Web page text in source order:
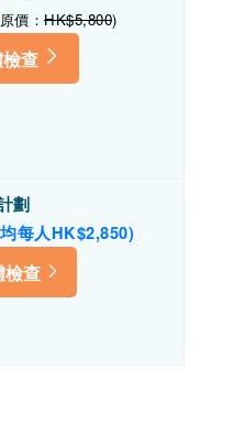
價： HK$5,800)
查
劃
每人HK$2,850)
檢查